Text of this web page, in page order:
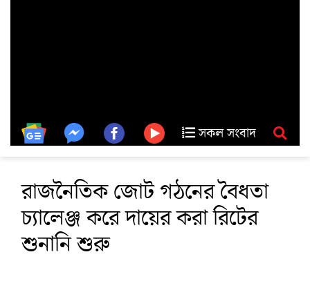
সকল সংবাদ
রাজনৈতিক জোট গঠনের বৈধতা
চ্যালেঞ্জ করে দায়ের করা রিটের
শুনানি শুরু